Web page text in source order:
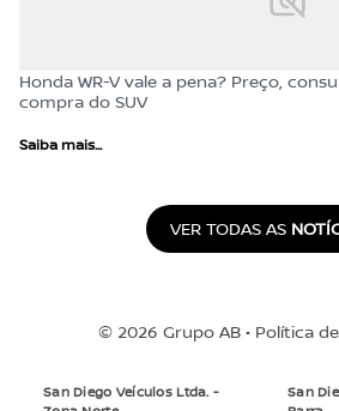
Honda WR-V vale a pena? Preço,
compra do SUV
Saiba mais...
VER TODAS AS
© 2026 Grupo AB • Política
San Diego Veículos Ltda. -
San